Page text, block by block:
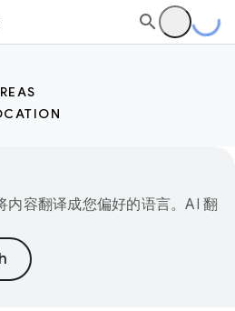
容翻译成您偏好的语言。AI 翻